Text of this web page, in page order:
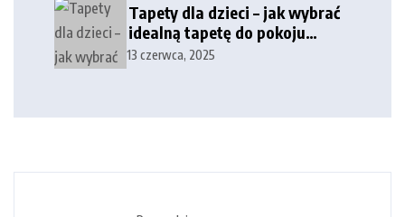
Tapety dla dzieci – jak wybrać
idealną tapetę do pokoju
dziecka?
13 czerwca, 2025